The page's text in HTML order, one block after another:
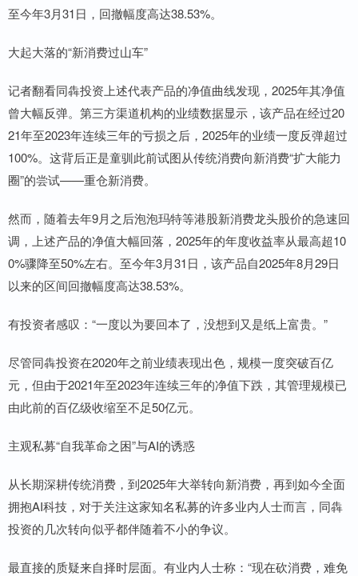
至今年3月31日，回撤幅度高达38.53%。
大起大落的“新消费过山车”
记者翻看同犇投资上述代表产品的净值曲线发现，2025年其净值
曾大幅反弹。第三方渠道机构的业绩数据显示，该产品在经过20
21年至2023年连续三年的亏损之后，2025年的业绩一度反弹超过
100%。这背后正是童驯此前试图从传统消费向新消费“扩大能力
圈”的尝试——重仓新消费。
然而，随着去年9月之后泡泡玛特等港股新消费龙头股价的急速回
调，上述产品的净值大幅回落，2025年的年度收益率从最高超10
0%骤降至50%左右。至今年3月31日，该产品自2025年8月29日
以来的区间回撤幅度高达38.53%。
有投资者感叹：“一度以为要回本了，没想到又是纸上富贵。”
尽管同犇投资在2020年之前业绩表现出色，规模一度突破百亿
元，但由于2021年至2023年连续三年的净值下跌，其管理规模已
由此前的百亿级收缩至不足50亿元。
主观私募“自我革命之困”与AI的诱惑
从长期深耕传统消费，到2025年大举转向新消费，再到如今全面
拥抱AI科技，对于关注这家知名私募的许多业内人士而言，同犇
投资的几次转向似乎都伴随着不小的争议。
最直接的质疑来自择时层面。有业内人士称：“现在砍消费，难免